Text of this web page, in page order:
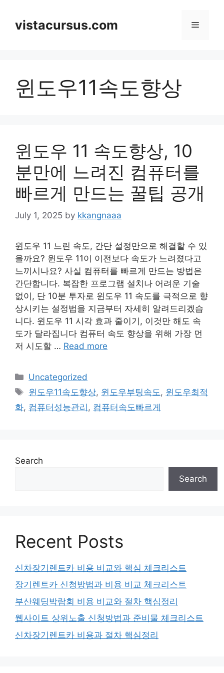
contentvistacursus.com Menu
윈도우11속도향상
윈도우 11 속도향상, 10
분만에 느려진 컴퓨터를
빠르게 만드는 꿀팁 공개
July 1, 2025 by kkangnaaa
윈도우 11 느린 속도, 간단 설정만으로 해결할 수 있
을까요? 윈도우 11이 이전보다 속도가 느려졌다고
느끼시나요? 사실 컴퓨터를 빠르게 만드는 방법은
간단합니다. 복잡한 프로그램 설치나 어려운 기술
없이, 단 10분 투자로 윈도우 11 속도를 극적으로 향
상시키는 설정법을 지금부터 자세히 알려드리겠습
니다. 윈도우 11 시각 효과 줄이기, 이것만 해도 속
도가 달라집니다 컴퓨터 속도 향상을 위해 가장 먼
저 시도할 … Read more
Categories
Uncategorized
Tags
윈도우11속도향상, 윈도우부팅속도 , 윈도우최적
화, 컴퓨터성능관리 , 컴퓨터속도빠르게
Search
Search
Recent Posts
신차장기렌트카 비용 비교와 핵심 체크리스트
장기렌트카 신청방법과 비용 비교 체크리스트
부산웨딩박람회 비용 비교와 절차 핵심정리
웹사이트 상위노출 신청방법과 준비물 체크리스트
신차장기렌트카 비용과 절차 핵심정리